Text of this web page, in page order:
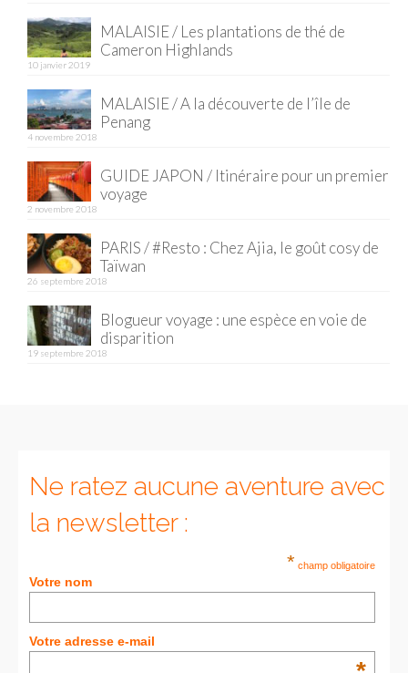
Paris
Saint-Malo
Vendée
Berlin
Danemark
Royaume-Uni
GUIDES FOOD
– Munich
MALAISIE / Les plantations de thé de
Cameron Highlands
10 janvier 2019
MALAISIE / A la découverte de l’île de
Penang
4 novembre 2018
GUIDE JAPON / Itinéraire pour un premier
voyage
2 novembre 2018
PARIS / #Resto : Chez Ajia, le goût cosy de
Taïwan
26 septembre 2018
Blogueur voyage : une espèce en voie de
disparition
19 septembre 2018
Ne ratez aucune aventure avec
la newsletter :
* champ obligatoire
Votre nom
Votre adresse e-mail